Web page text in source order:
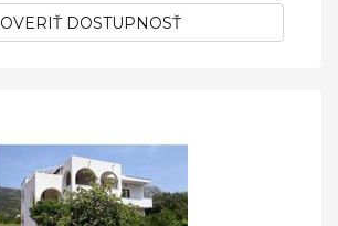
OVERIŤ DOSTUPNOSŤ